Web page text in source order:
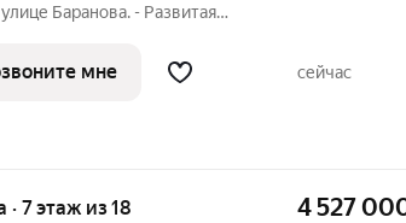
Баранова. - Развитая
поликлиники для
мне сейчас
· 7 этаж из 18 4 527